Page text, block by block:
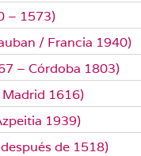
– 1573)
/ Francia 1940)
– Córdoba 1803)
1616)
1939)
de 1518)